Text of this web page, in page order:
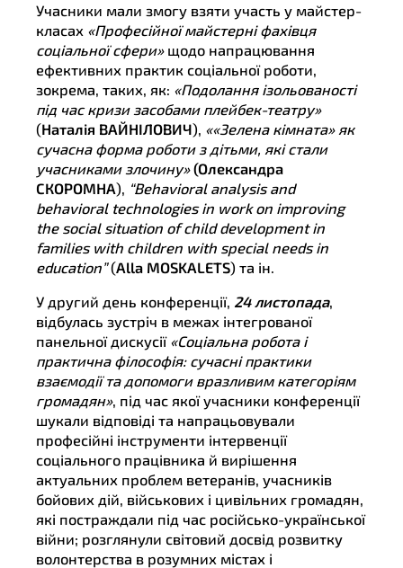
Учасники мали змогу взяти участь у майстер-
класах «Професійної майстерні фахівця
соціальної сфери»щодо напрацювання
ефективних практик соціальної роботи,
зокрема, таких, як: «Подолання ізольованості
під час кризи засобами плейбек-театру»
(Наталія ВАЙНІЛОВИЧ), ««Зелена кімната» як
сучасна форма роботи з дітьми, які стали
учасниками злочину» (Олександра
СКОРОМНА), “Behavioral analysis and
behavioral technologies in work on improving
the social situation of child development in
families with children with special needs in
education”(Alla MOSKALETS) та ін.
У другий день конференції, 24 листопада,
відбулась зустріч в межах інтегрованої
панельної дискусії «Соціальна робота і
практична філософія: сучасні практики
взаємодії та допомоги вразливим категоріям
громадян», під час якої учасники конференції
шукали відповіді та напрацьовували
професійні інструменти інтервенції
соціального працівника й вирішення
актуальних проблем ветеранів, учасників
бойових дій, військових і цивільних громадян,
які постраждали під час російсько-української
війни; розглянули світовий досвід розвитку
волонтерства в розумних містах і